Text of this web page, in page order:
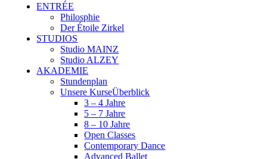
ENTRÉE
Philosphie
Der Étoile Zirkel
STUDIOS
Studio MAINZ
Studio ALZEY
AKADEMIE
Stundenplan
Unsere KurseÜberblick
3 – 4 Jahre
5 – 7 Jahre
8 – 10 Jahre
Open Classes
Contemporary Dance
Advanced Ballet